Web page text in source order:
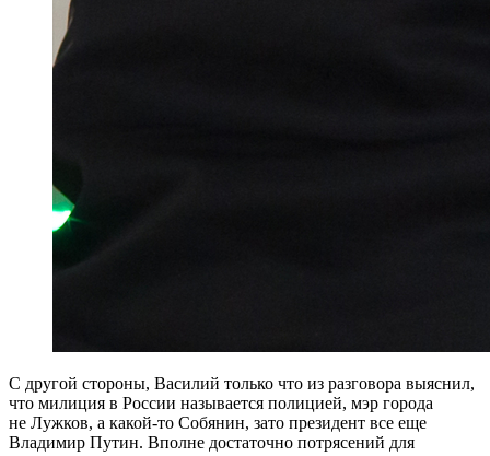
С другой стороны, Василий только что из разговора выяснил,
что милиция в России называется полицией, мэр города
не Лужков, а какой-то Собянин, зато президент все еще
Владимир Путин. Вполне достаточно потрясений для